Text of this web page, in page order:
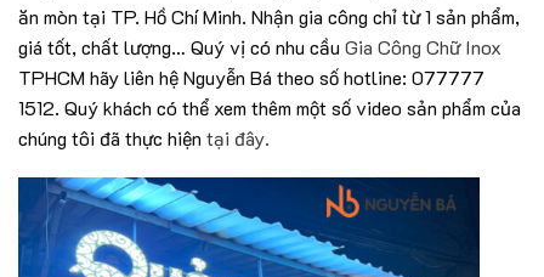
ăn mòn tại TP. Hồ Chí Minh. Nhận gia công chỉ từ 1 sản phẩm,
giá tốt, chất lượng… Quý vị có nhu cầu Gia Công Chữ Inox
TPHCM hãy liên hệ Nguyễn Bá theo số hotline: 077777
1512. Quý khách có thể xem thêm một số video sản phẩm của
chúng tôi đã thực hiện tại đây.